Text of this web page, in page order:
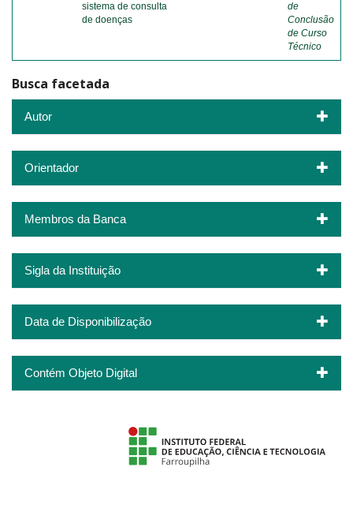
sistema de consulta
de doenças
de
Conclusão
de Curso
Técnico
Busca facetada
Autor
Orientador
Membros da Banca
Sigla da Instituição
Data de Disponibilização
Contém Objeto Digital